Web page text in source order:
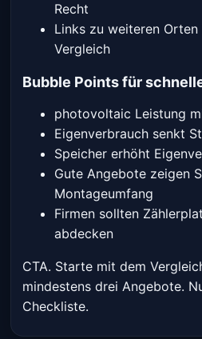
Recht
Links zu weiteren
Vergleich
Bubble Points für
photovoltaic Leistung
Eigenverbrauch senkt
Speicher erhöht
Gute Angebote zeigen
Montageumfang
Firmen sollten
abdecken
CTA. Starte mit dem
mindestens drei Angebote.
Checkliste.